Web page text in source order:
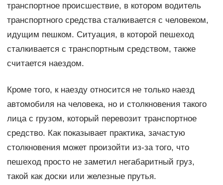
транспортное происшествие, в котором водитель
транспортного средства сталкивается с человеком,
идущим пешком. Ситуация, в которой пешеход
сталкивается с транспортным средством, также
считается наездом.
Кроме того, к наезду относится не только наезд
автомобиля на человека, но и столкновения такого
лица с грузом, который перевозит транспортное
средство. Как показывает практика, зачастую
столкновения может произойти из-за того, что
пешеход просто не заметил негабаритный груз,
такой как доски или железные прутья.